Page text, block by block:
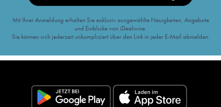
Mit Ihrer Anmeldung erhalten Sie exklusiv ausgewählte Neuigkeiten, Angebote
und Einblicke von iDealwine.
Sie können sich jederzeit unkompliziert über den Link in jeder E-Mail abmelden.